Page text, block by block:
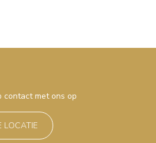
contact met ons op
LOCATIE